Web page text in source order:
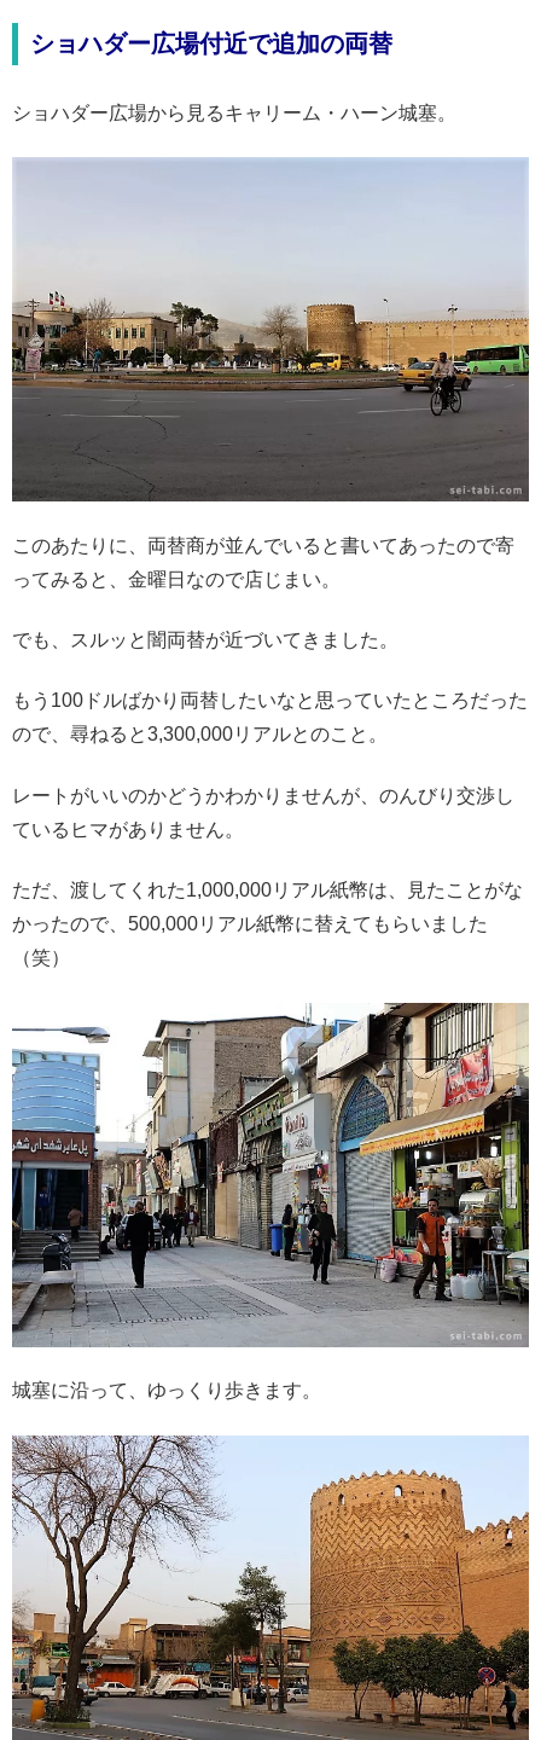
ショハダー広場付近で追加の両替
ショハダー広場から見るキャリーム・ハーン城塞。
このあたりに、両替商が並んでいると書いてあったので寄
ってみると、金曜日なので店じまい。
でも、スルッと闇両替が近づいてきました。
もう100ドルばかり両替したいなと思っていたところだった
ので、尋ねると3,300,000リアルとのこと。
レートがいいのかどうかわかりませんが、のんびり交渉し
ているヒマがありません。
ただ、渡してくれた1,000,000リアル紙幣は、見たことがな
かったので、500,000リアル紙幣に替えてもらいました
（笑）
城塞に沿って、ゆっくり歩きます。